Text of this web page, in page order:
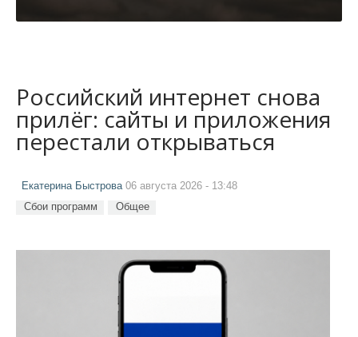
Российский интернет снова
прилёг: сайты и приложения
перестали открываться
Екатерина Быстрова06 августа 2026 - 13:48
Сбои программ Общее